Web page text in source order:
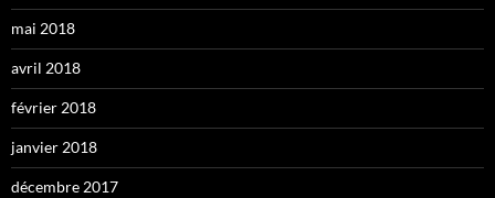
mai 2018
avril 2018
février 2018
janvier 2018
décembre 2017